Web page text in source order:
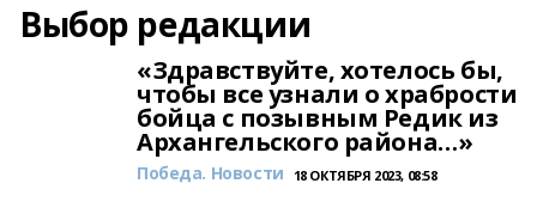
Выбор редакции
«Здравствуйте, хотелось бы,
чтобы все узнали о храбрости
бойца с позывным Редик из
Архангельского района…»
Победа. Новости 18 ОКТЯБРЯ 2023, 08:58